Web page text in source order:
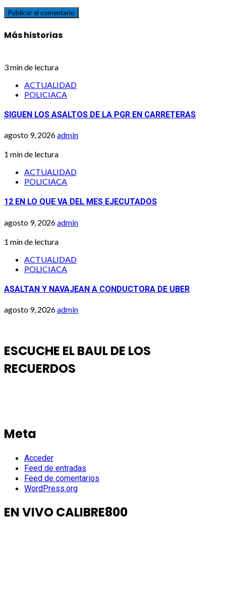
Más historias
3 min de lectura
ACTUALIDAD
POLICIACA
SIGUEN LOS ASALTOS DE LA PGR EN CARRETERAS
agosto 9, 2026admin
1 min de lectura
ACTUALIDAD
POLICIACA
12 EN LO QUE VA DEL MES EJECUTADOS
agosto 9, 2026admin
1 min de lectura
ACTUALIDAD
POLICIACA
ASALTAN Y NAVAJEAN A CONDUCTORA DE UBER
agosto 9, 2026admin
ESCUCHE EL BAUL DE LOS
RECUERDOS
Meta
Acceder
Feed de entradas
Feed de comentarios
WordPress.org
EN VIVO CALIBRE800